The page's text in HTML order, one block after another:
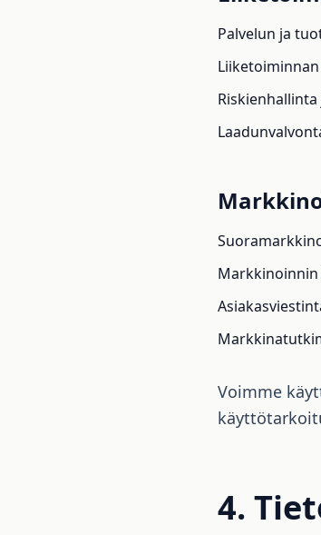
Palvelun ja
Voimme
4.